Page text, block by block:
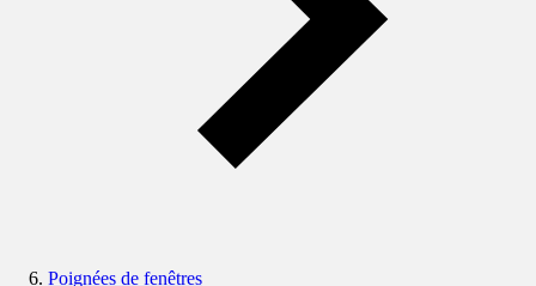
Poignées de fenêtres